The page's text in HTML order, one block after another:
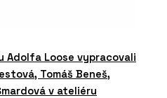
Adolfa Loose vypracovali
Tomáš Beneš,
v ateliéru